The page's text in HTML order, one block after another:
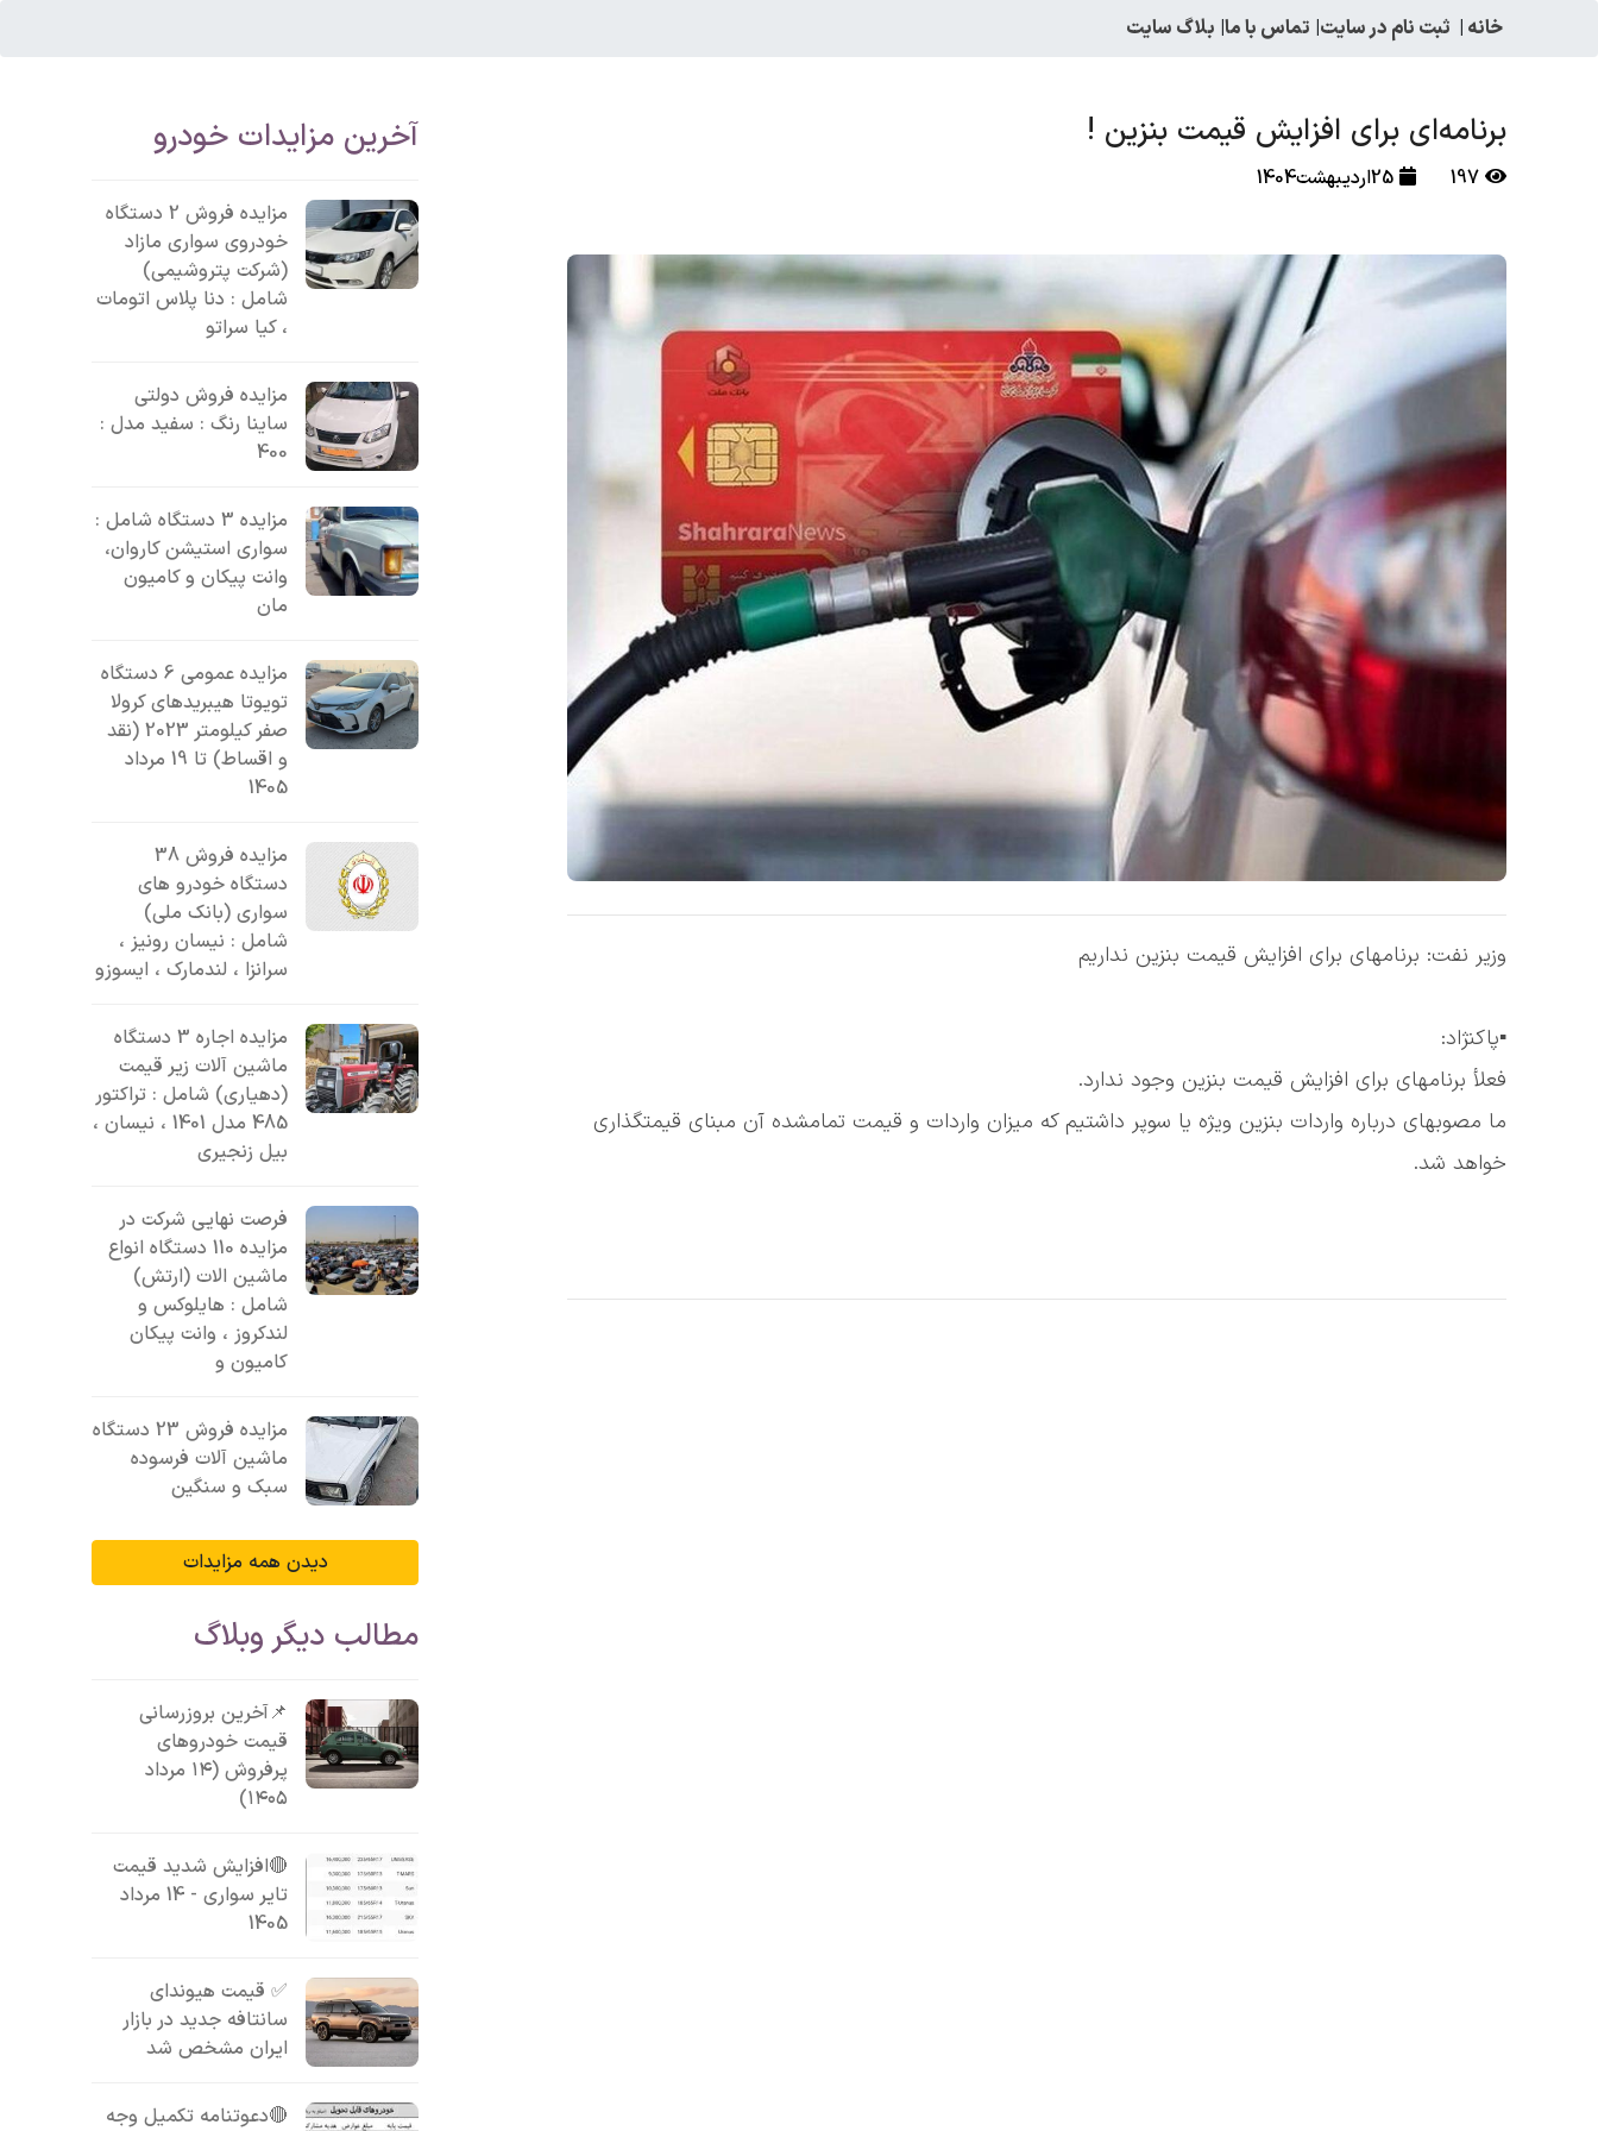
خانه | ثبت نام در سایت| تماس با ما| بلاگ سایت
برنامه‌ای برای افزایش قیمت بنزین !
197 25اردیبهشت1404
وزیر نفت: برنامهای برای افزایش قیمت بنزین نداریم
▪️پاکنژاد:
فعلأ برنامهای برای افزایش قیمت بنزین وجود ندارد.
ما مصوبهای درباره واردات بنزین ویژه یا سوپر داشتیم که میزان واردات و قیمت تمامشده آن مبنای قیمتگذاری
خواهد شد.
آخرین مزایدات خودرو
مزایده فروش 2 دستگاه
خودروی سواری مازاد
(شرکت پتروشیمی)
شامل : دنا پلاس اتومات
، کیا سراتو
مزایده فروش دولتی
ساینا رنگ : سفید مدل :
400
مزایده 3 دستگاه شامل :
سواری استیشن کاروان،
وانت پیکان و کامیون
مان
مزایده عمومی 6 دستگاه
تویوتا هیبریدهای کرولا
صفر کیلومتر 2023 (نقد
و اقساط) تا 19 مرداد
1405
مزایده فروش 38
دستگاه خودرو های
سواری (بانک ملی)
شامل : نیسان رونیز ،
سرانزا ، لندمارک ، ایسوزو
مزایده اجاره 3 دستگاه
ماشین آلات زیر قیمت
(دهیاری) شامل : تراکتور
485 مدل 1401 ، نیسان ،
بیل زنجیری
فرصت نهایی شرکت در
مزایده 110 دستگاه انواع
ماشین الات (ارتش)
شامل : هایلوکس و
لندکروز ، وانت پیکان
کامیون و
مزایده فروش 23 دستگاه
ماشین آلات فرسوده
سبک و سنگین
دیدن همه مزایدات
مطالب دیگر وبلاگ
📌آخرین بروزرسانی
قیمت خودروهای
پرفروش (۱۴ مرداد
۱۴۰۵)
🔴افزایش شدید قیمت
تایر سواری - 14 مرداد
1405
✅ قیمت هیوندای
سانتافه جدید در بازار
ایران مشخص شد
🔴دعوتنامه تکمیل وجه